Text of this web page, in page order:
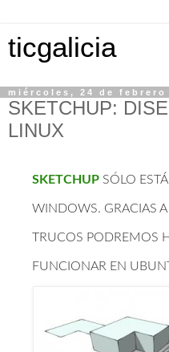
ticgalicia
miércoles, 24 de febrero
SKETCHUP:
LINUX
SKETCHUP SÓLO
WINDOWS. GRACIAS
TRUCOS PODREMOS
FUNCIONAR EN